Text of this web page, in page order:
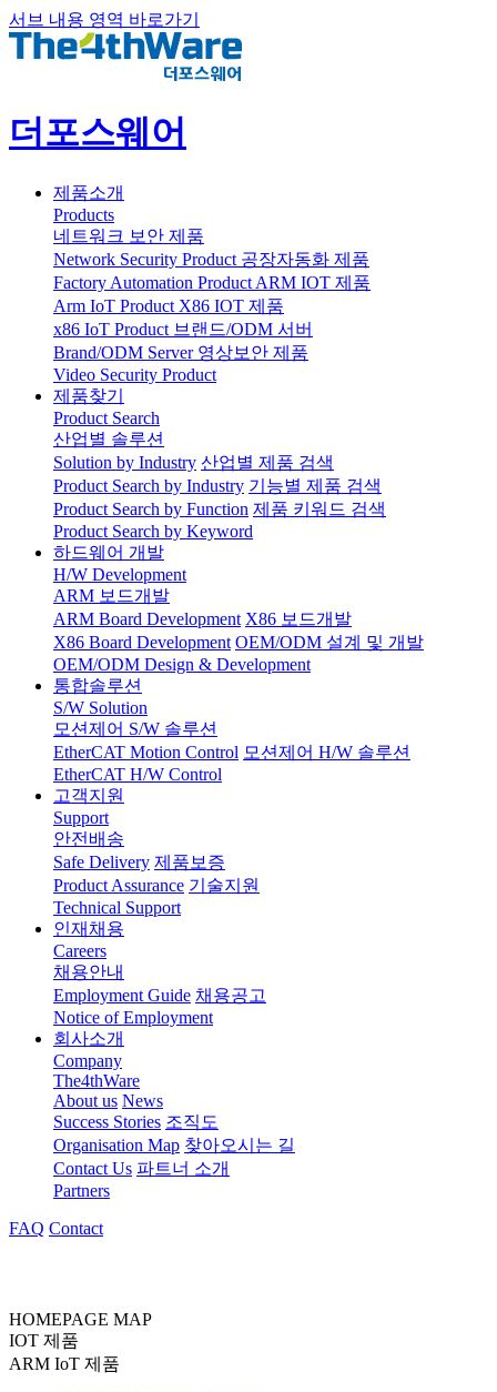
서브 내용 영역 바로가기
더포스웨어
제품소개
Products
네트워크 보안 제품
Network Security Product 공장자동화 제품
Factory Automation Product ARM IOT 제품
Arm IoT Product X86 IOT 제품
x86 IoT Product 브랜드/ODM 서버
Brand/ODM Server 영상보안 제품
Video Security Product
제품찾기
Product Search
산업별 솔루션
Solution by Industry 산업별 제품 검색
Product Search by Industry 기능별 제품 검색
Product Search by Function 제품 키워드 검색
Product Search by Keyword
하드웨어 개발
H/W Development
ARM 보드개발
ARM Board Development X86 보드개발
X86 Board Development OEM/ODM 설계 및 개발
OEM/ODM Design & Development
통합솔루션
S/W Solution
모션제어 S/W 솔루션
EtherCAT Motion Control 모션제어 H/W 솔루션
EtherCAT H/W Control
고객지원
Support
안전배송
Safe Delivery 제품보증
Product Assurance 기술지원
Technical Support
인재채용
Careers
채용안내
Employment Guide 채용공고
Notice of Employment
회사소개
Company
The4thWare
About us News
Success Stories 조직도
Organisation Map 찾아오시는 길
Contact Us 파트너 소개
Partners
FAQ Contact
HOMEPAGE MAP
IOT 제품
ARM IoT 제품